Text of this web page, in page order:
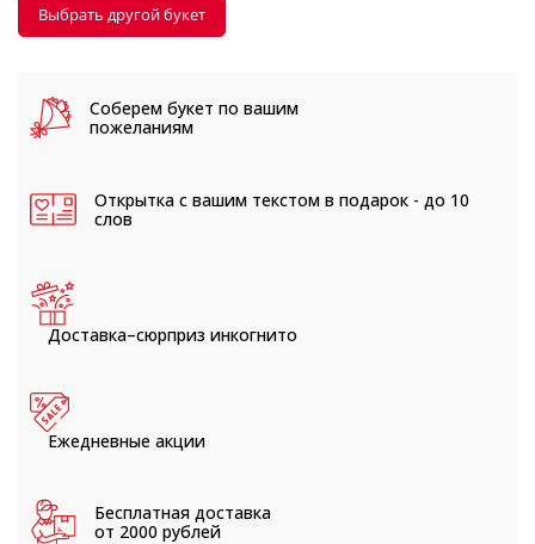
Выбрать другой букет
Соберем букет по вашим
пожеланиям
Открытка с вашим текстом в подарок - до 10
слов
Доставка–сюрприз инкогнито
Ежедневные акции
Бесплатная доставка
от 2000 рублей